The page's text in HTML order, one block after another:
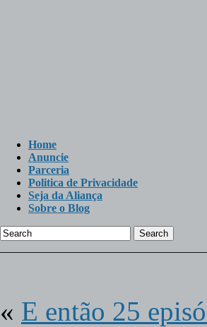
Home
Anuncie
Parceria
Politica de Privacidade
Seja da Aliança
Sobre o Blog
Search
« E então 25